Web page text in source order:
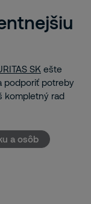
SK ešte
podporiť potreby
kompletný rad
a osôb